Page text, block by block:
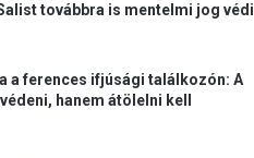
továbbra is mentelmi jog védi
a ferences ifjúsági találkozón: A
hanem átölelni kell